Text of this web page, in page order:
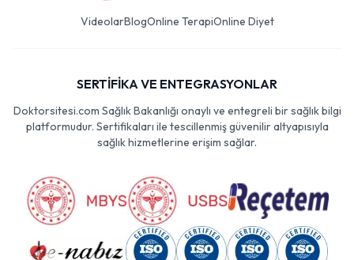
VideolarBlogOnline TerapiOnline Diyet
SERTİFİKA VE ENTEGRASYONLAR
Doktorsitesi.com Sağlık Bakanlığı onaylı ve entegreli bir sağlık bilgi
platformudur. Sertifikaları ile tescillenmiş güvenilir altyapısıyla
sağlık hizmetlerine erişim sağlar.